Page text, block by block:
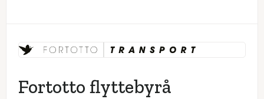
Fortotto flyttebyrå